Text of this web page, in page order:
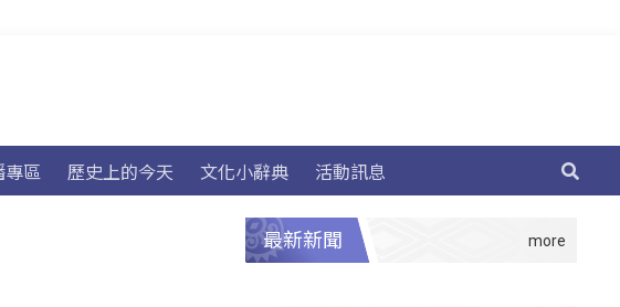
專區 歷史上的今天 文化小辭典 活動訊息
最新新聞